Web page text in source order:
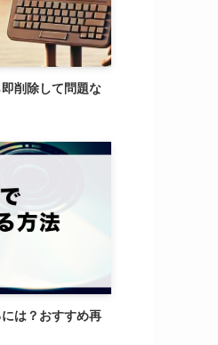
パソコン修理
削除して問題な
は？おすすめ再